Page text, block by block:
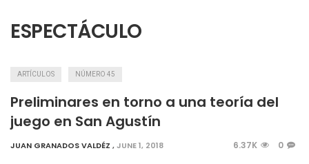
ESPECTÁCULO
ARTÍCULOS NÚMERO 45
Preliminares en torno a una teoría del
juego en San Agustín
JUAN GRANADOS VALDÉZ ,JUNE 1, 2018 6.37K 0